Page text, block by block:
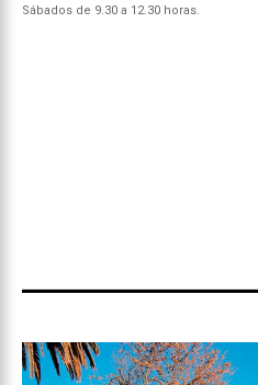
Sábados de 9.30 a 12.30 horas.